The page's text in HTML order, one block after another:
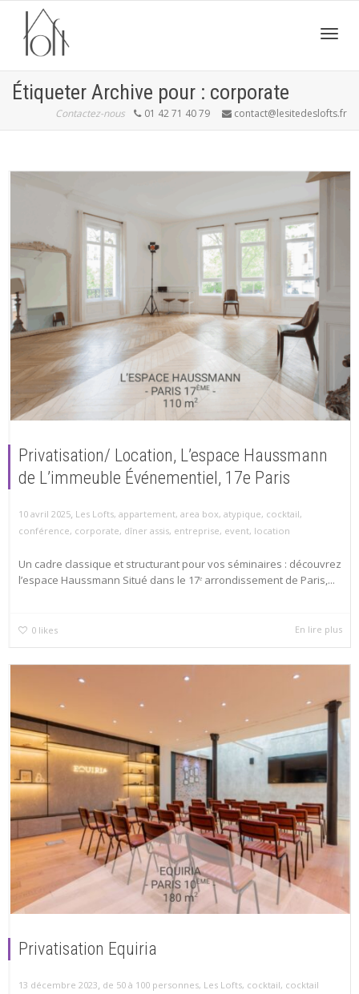
Étiqueter Archive pour : corporate
Contactez-nous 01 42 71 40 79 contact@lesitedeslofts.fr
Privatisation/ Location, L’espace Haussmann
de L’immeuble Événementiel, 17e Paris
10 avril 2025, Les Lofts, appartement, area box, atypique, cocktail,
conférence, corporate, dîner assis, entreprise, event, location
Un cadre classique et structurant pour vos séminaires : découvrez
l’espace Haussmann Situé dans le 17ᵉ arrondissement de Paris,...
0 likes En lire plus
Privatisation Equiria
13 décembre 2023, de 50 à 100 personnes, Les Lofts, cocktail, cocktail